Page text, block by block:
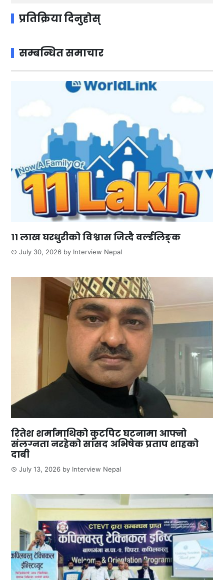
प्रतिक्रिया दिनुहोस्
सम्बन्धित समाचार
११ लाख घरधुरीको विश्वास जित्दै वर्ल्डलिङ्क
July 30, 2026 by Interview Nepal
रितेश शर्मामाथिको कुटपिट घटनामा आफ्नो
संलग्नता नरहेको सांसद अभिषेक प्रताप शाहको
दाबी
July 13, 2026 by Interview Nepal